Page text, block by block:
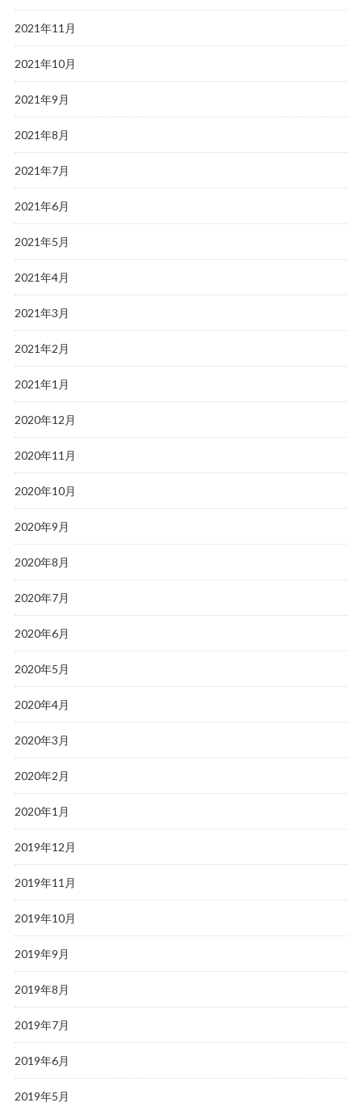
2021年11月
2021年10月
2021年9月
2021年8月
2021年7月
2021年6月
2021年5月
2021年4月
2021年3月
2021年2月
2021年1月
2020年12月
2020年11月
2020年10月
2020年9月
2020年8月
2020年7月
2020年6月
2020年5月
2020年4月
2020年3月
2020年2月
2020年1月
2019年12月
2019年11月
2019年10月
2019年9月
2019年8月
2019年7月
2019年6月
2019年5月